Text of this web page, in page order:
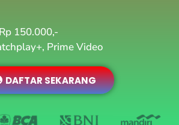
150.000,-
Prime Video
DAFTAR SEKARANG